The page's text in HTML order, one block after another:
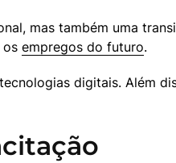
mas também uma
os empregos do futuro.
digitais. Além